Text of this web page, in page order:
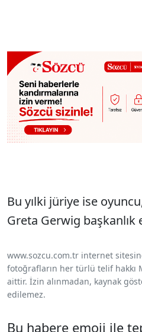
Bu yılki jüriye ise
Greta Gerwig başkanlık
www.sozcu.com.tr internet
fotoğrafların her türlü telif hakkı
aittir. İzin alınmadan, kaynak
edilemez.
Bu habere emoji ile